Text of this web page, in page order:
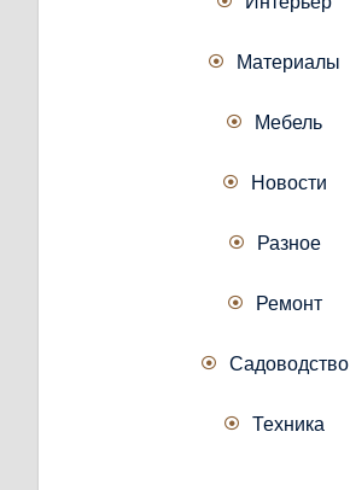
Материалы
Мебель
Новости
Разное
Ремонт
Садоводство
Техника